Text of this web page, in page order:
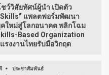
ชว์วิสัยทัศน์ผู้นำ เปิดตัว
Skills” แพลตฟอร์มพัฒนา
ใหม่สู่โลกอนาคต พลิกโฉม
Based Organization
รงงานไทยรับมือวิกฤต
ประชาสัมพันธ์